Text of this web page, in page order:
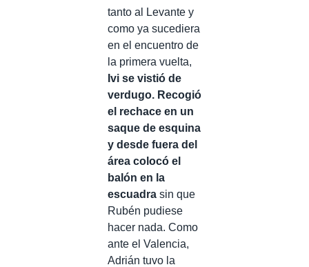
tanto al Levante y
como ya sucediera
en el encuentro de
la primera vuelta,
Ivi se vistió de
verdugo. Recogió
el rechace en un
saque de esquina
y desde fuera del
área colocó el
balón en la
escuadra sin que
Rubén pudiese
hacer nada. Como
ante el Valencia,
Adrián tuvo la